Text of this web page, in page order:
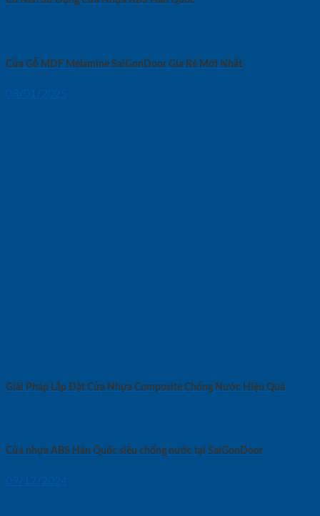
Cửa Gỗ MDF Melamine SaiGonDoor Gía Rẻ Mới Nhất
08/01/2025
Giải Pháp Lắp Đặt Cửa Nhựa Composite Chống Nước Hiệu Quả
Cửa nhựa ABS Hàn Quốc siêu chống nước tại SaiGonDoor
09/12/2024